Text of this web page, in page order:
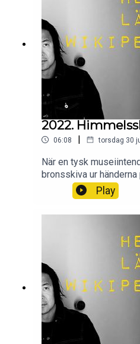
2022.
06:08 | torsdag 30
När en tysk
bronsskiva ur
tidigare okänt och högt
bronsåldersimperium
detta för bronsskiva?
gick det till när den
om Himmelsskivan
Play